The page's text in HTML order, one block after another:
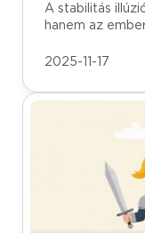
A stabilitás
hanem az
2025-11-17